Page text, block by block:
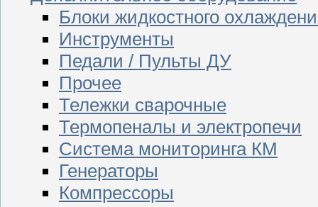
Блоки жидкостного
Инструменты
Педали / Пульты ДУ
Прочее
Тележки сварочные
Термопеналы и электропечи
Система мониторинга КМ
Генераторы
Компрессоры